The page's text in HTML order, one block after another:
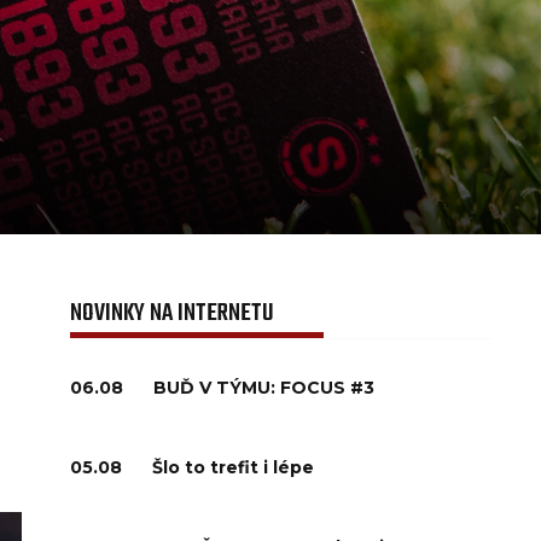
NOVINKY NA INTERNETU
06.08 BUĎ V TÝMU: FOCUS #3
05.08 Šlo to trefit i lépe